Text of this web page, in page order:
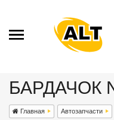
БАРДАЧОК
Главная Автозапчасти